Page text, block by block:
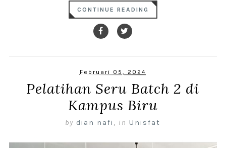
CONTINUE READING
Februari 05, 2024
Pelatihan Seru Batch 2 di
Kampus Biru
by dian nafi , in Unisfat